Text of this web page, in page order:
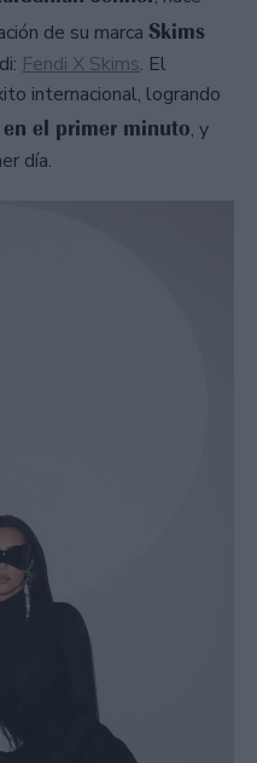
de su marca Skims
Fendi X Skims. El
internacional, logrando
el primer minuto, y
día.